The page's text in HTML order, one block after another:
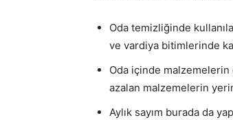
Oda temizliğinde
ve vardiya bitimlerinde
Oda içinde
azalan malzemelerin
Aylık sayım burada da